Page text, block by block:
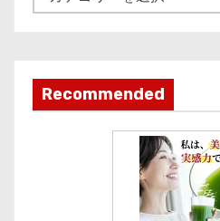
事
ゴ
リ
Recommended